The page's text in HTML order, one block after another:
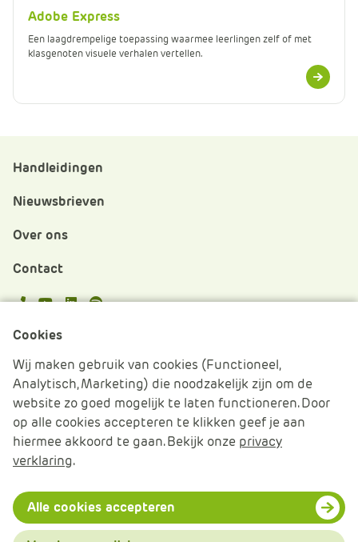
Adobe Express
Een laagdrempelige toepassing waarmee leerlingen zelf of met
klasgenoten visuele verhalen vertellen.
Meer
informatie
Handleidingen
Nieuwsbrieven
Over ons
Contact
© 2026 APS IT-diensten - Alle rechten voorbehouden
Cookies beheren
Cookie verklaring
Algemene voorwaarden
Disclaimer & Privacy
Cookies
Wij maken gebruik van cookies (Functioneel,
Analytisch, Marketing) die noodzakelijk zijn om de
website zo goed mogelijk te laten functioneren. Door
op alle cookies accepteren te klikken geef je aan
hiermee akkoord te gaan. Bekijk onze privacy
verklaring.
Alle cookies accepteren